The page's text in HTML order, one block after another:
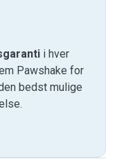
i hver
Pawshake for
bedst mulige